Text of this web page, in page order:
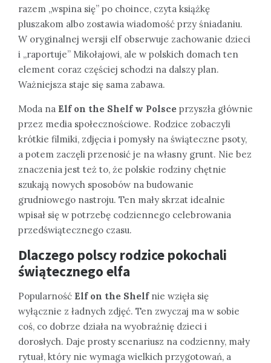
razem „wspina się” po choince, czyta książkę
pluszakom albo zostawia wiadomość przy śniadaniu.
W oryginalnej wersji elf obserwuje zachowanie dzieci
i „raportuje” Mikołajowi, ale w polskich domach ten
element coraz częściej schodzi na dalszy plan.
Ważniejsza staje się sama zabawa.
Moda na Elf on the Shelf w Polsce przyszła głównie
przez media społecznościowe. Rodzice zobaczyli
krótkie filmiki, zdjęcia i pomysły na świąteczne psoty,
a potem zaczęli przenosić je na własny grunt. Nie bez
znaczenia jest też to, że polskie rodziny chętnie
szukają nowych sposobów na budowanie
grudniowego nastroju. Ten mały skrzat idealnie
wpisał się w potrzebę codziennego celebrowania
przedświątecznego czasu.
Dlaczego polscy rodzice pokochali
świątecznego elfa
Popularność Elf on the Shelfnie wzięła się
wyłącznie z ładnych zdjęć. Ten zwyczaj ma w sobie
coś, co dobrze działa na wyobraźnię dzieci i
dorosłych. Daje prosty scenariusz na codzienny, mały
rytuał, który nie wymaga wielkich przygotowań, a